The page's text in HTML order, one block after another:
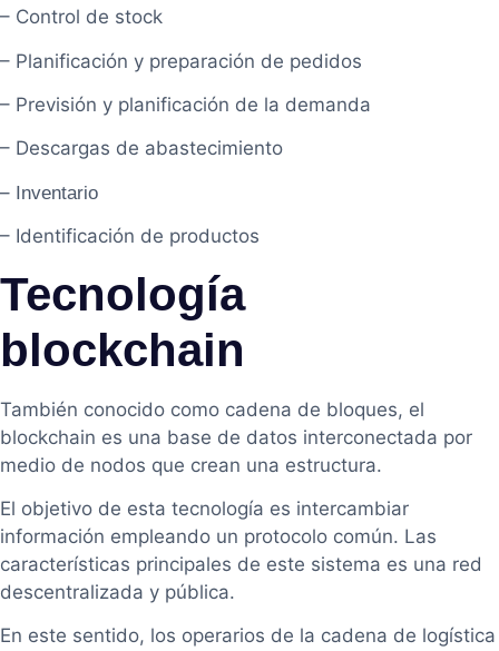
– Control de stock
– Planificación y preparación de pedidos
– Previsión y planificación de la demanda
– Descargas de abastecimiento
– Inventario
– Identificación de productos
Tecnología
blockchain
También conocido como cadena de bloques, el
blockchain es una base de datos interconectada por
medio de nodos que crean una estructura.
El objetivo de esta tecnología es intercambiar
información empleando un protocolo común. Las
características principales de este sistema es una red
descentralizada y pública.
En este sentido, los operarios de la cadena de logística